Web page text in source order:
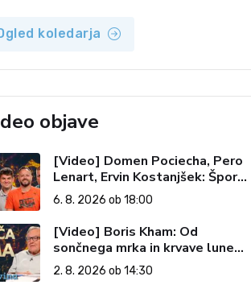
koledarja
objave
[Video] Domen Pociecha, Pero
Lenart, Ervin Kostanjšek: Šport
specialcev (Vroča tema, 6. 8.
2026)
6. 8. 2026 ob 18:00
[Video] Boris Kham: Od
sončnega mrka in krvave lune
do slovenskih pečatov v vesolju
(Vroča tema, 2. 8. 2026)
2. 8. 2026 ob 14:30